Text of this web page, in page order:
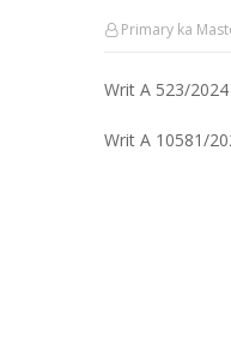
Primary ka
Writ A 523/
Writ A 10581/